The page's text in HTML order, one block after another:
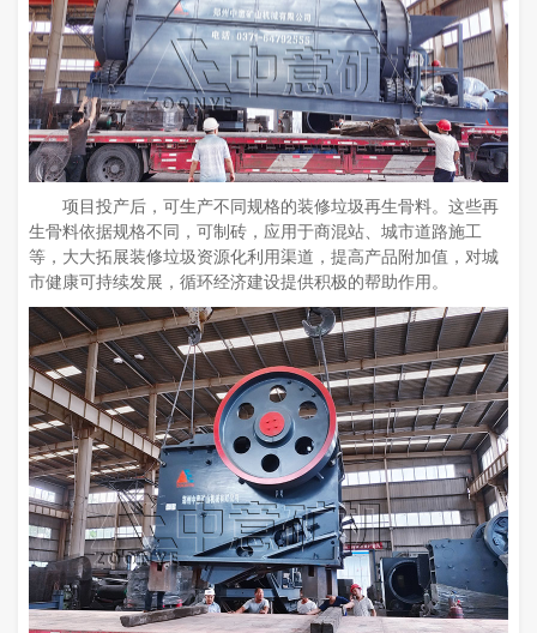
项目投产后，可生产不同规格的装修垃圾再生骨料。这些再
生骨料依据规格不同，可制砖，应用于商混站、城市道路施工
等，大大拓展装修垃圾资源化利用渠道，提高产品附加值，对城
市健康可持续发展，循环经济建设提供积极的帮助作用。